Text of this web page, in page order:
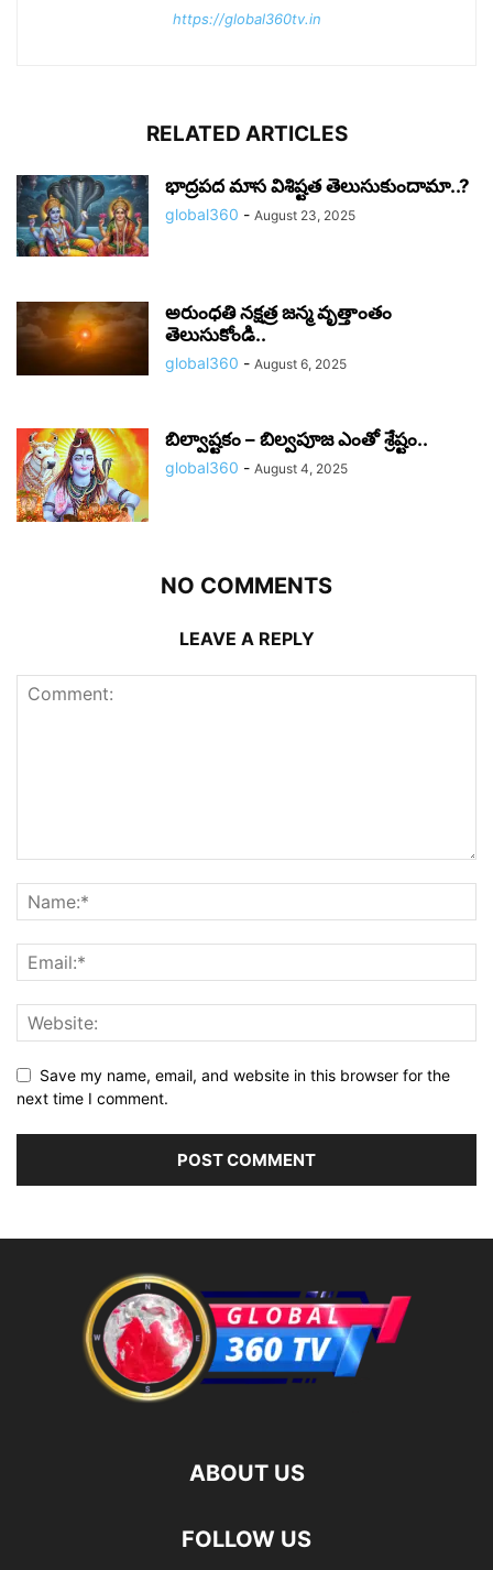
https://global360tv.in
RELATED ARTICLES
భాద్రపద మాస విశిష్టత తెలుసుకుందామా..?
global360 - August 23, 2025
అరుంధతి నక్షత్ర జన్మ వృత్తాంతం
తెలుసుకోండి..
global360 - August 6, 2025
బిల్వాష్టకం – బిల్వపూజ ఎంతో శ్రేష్టం..
global360 - August 4, 2025
NO COMMENTS
LEAVE A REPLY
Save my name, email, and website in this browser for the
next time I comment.
ABOUT US
FOLLOW US